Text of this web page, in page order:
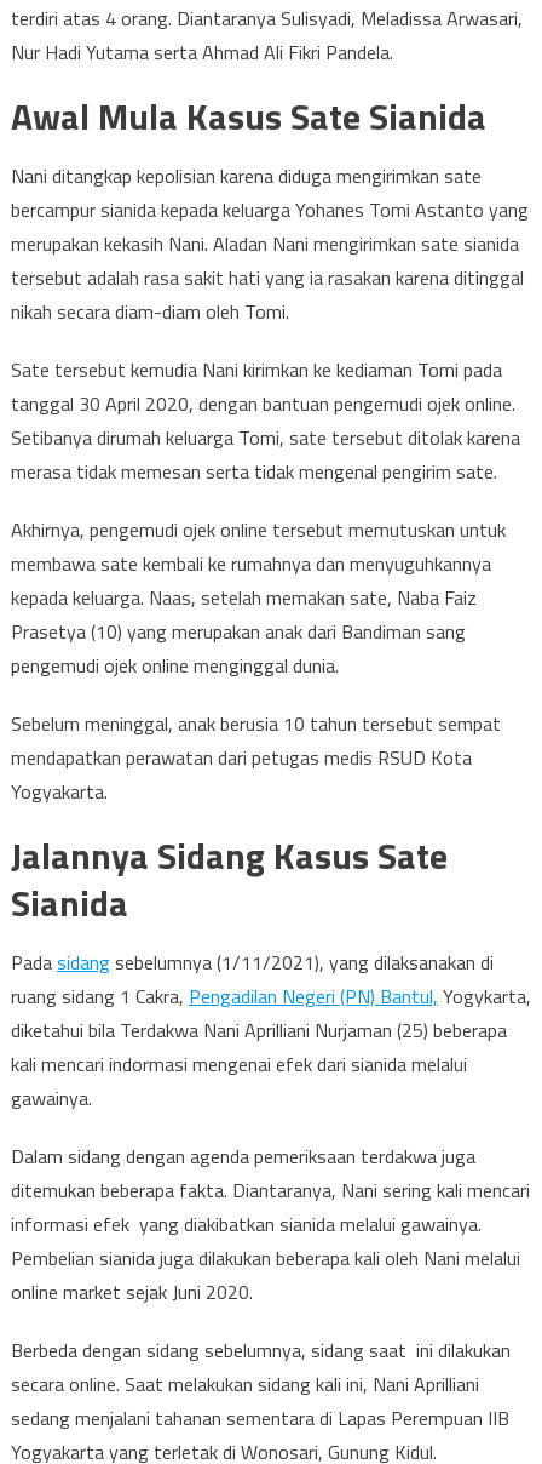
terdiri atas 4 orang. Diantaranya Sulisyadi, Meladissa Arwasari,
Nur Hadi Yutama serta Ahmad Ali Fikri Pandela.
Awal Mula Kasus Sate Sianida
Nani ditangkap kepolisian karena diduga mengirimkan sate
bercampur sianida kepada keluarga Yohanes Tomi Astanto yang
merupakan kekasih Nani. Aladan Nani mengirimkan sate sianida
tersebut adalah rasa sakit hati yang ia rasakan karena ditinggal
nikah secara diam-diam oleh Tomi.
Sate tersebut kemudia Nani kirimkan ke kediaman Tomi pada
tanggal 30 April 2020, dengan bantuan pengemudi ojek online.
Setibanya dirumah keluarga Tomi, sate tersebut ditolak karena
merasa tidak memesan serta tidak mengenal pengirim sate.
Akhirnya, pengemudi ojek online tersebut memutuskan untuk
membawa sate kembali ke rumahnya dan menyuguhkannya
kepada keluarga. Naas, setelah memakan sate, Naba Faiz
Prasetya (10) yang merupakan anak dari Bandiman sang
pengemudi ojek online menginggal dunia.
Sebelum meninggal, anak berusia 10 tahun tersebut sempat
mendapatkan perawatan dari petugas medis RSUD Kota
Yogyakarta.
Jalannya Sidang Kasus Sate
Sianida
Padasidangsebelumnya (1/11/2021), yang dilaksanakan di
ruang sidang 1 Cakra, Pengadilan Negeri (PN) Bantul, Yogykarta,
diketahui bila Terdakwa Nani Aprilliani Nurjaman (25) beberapa
kali mencari indormasi mengenai efek dari sianida melalui
gawainya.
Dalam sidang dengan agenda pemeriksaan terdakwa juga
ditemukan beberapa fakta. Diantaranya, Nani sering kali mencari
informasi efek yang diakibatkan sianida melalui gawainya.
Pembelian sianida juga dilakukan beberapa kali oleh Nani melalui
online market sejak Juni 2020.
Berbeda dengan sidang sebelumnya, sidang saat ini dilakukan
secara online. Saat melakukan sidang kali ini, Nani Aprilliani
sedang menjalani tahanan sementara di Lapas Perempuan IIB
Yogyakarta yang terletak di Wonosari, Gunung Kidul.